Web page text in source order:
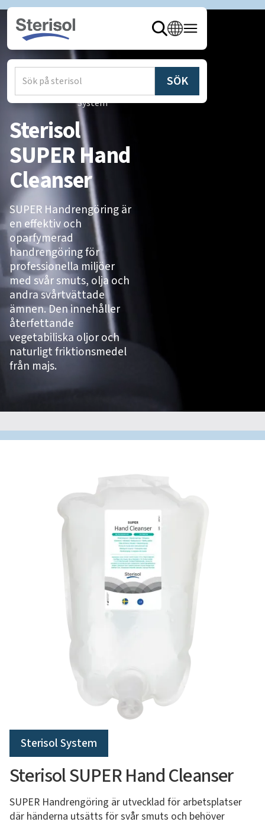
System
Sterisol
SUPER Hand
Cleanser
SUPER Handrengöring är
en effektiv och
oparfymerad
handrengöring för
professionella miljöer
med svår smuts, olja och
andra svårtvättade
ämnen. Den innehåller
återfettande
vegetabiliska oljor och
naturligt friktionsmedel
från majs.
Sterisol System
Sterisol SUPER Hand Cleanser
SUPER Handrengöring är utvecklad för arbetsplatser
där händerna utsätts för svår smuts och behöver